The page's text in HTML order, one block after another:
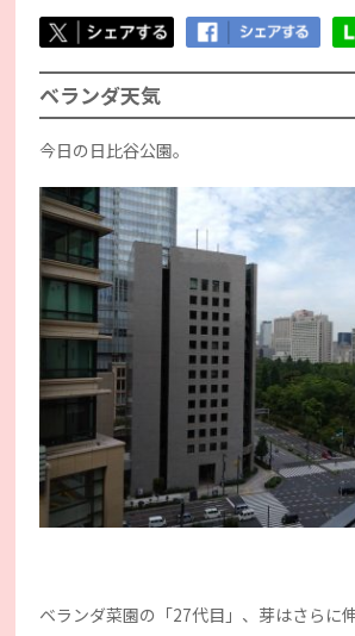
ベランダ天気
今日の日比谷公園。
ベランダ菜園の「27代目」、芽はさらに